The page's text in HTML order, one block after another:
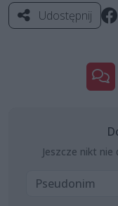
Udostępnij
Jeszcze nikt